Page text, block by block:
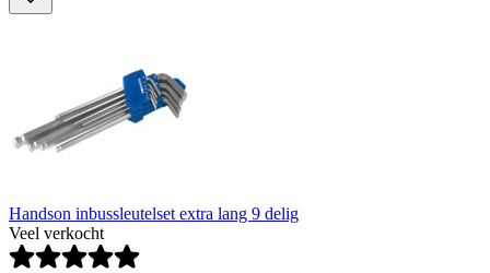
Handson inbussleutelset extra lang 9 delig
Veel verkocht